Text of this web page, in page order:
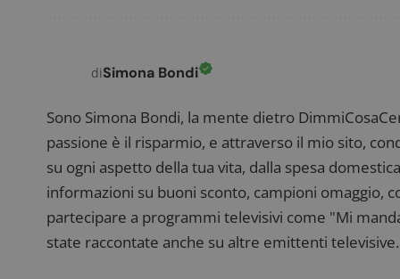
diSimona Bondi
Sono Simona Bondi, la mente dietro
passione è il risparmio, e attraverso il mio sito,
su ogni aspetto della tua vita, dalla spesa
informazioni su buoni sconto, campioni omaggio,
partecipare a programmi televisivi come "Mi
state raccontate anche su altre emittenti
Nome
_pk_id.1.938b
Nome